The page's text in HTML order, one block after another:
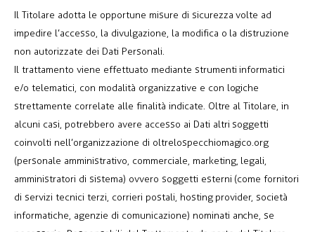
Il Titolare adotta le opportune misure di sicurezza volte ad
impedire l’accesso, la divulgazione, la modifica o la distruzione
non autorizzate dei Dati Personali.
Il trattamento viene effettuato mediante strumenti informatici
e/o telematici, con modalità organizzative e con logiche
strettamente correlate alle finalità indicate. Oltre al Titolare, in
alcuni casi, potrebbero avere accesso ai Dati altri soggetti
coinvolti nell’organizzazione di oltrelospecchiomagico.org
(personale amministrativo, commerciale, marketing, legali,
amministratori di sistema) ovvero soggetti esterni (come fornitori
di servizi tecnici terzi, corrieri postali, hosting provider, società
informatiche, agenzie di comunicazione) nominati anche, se